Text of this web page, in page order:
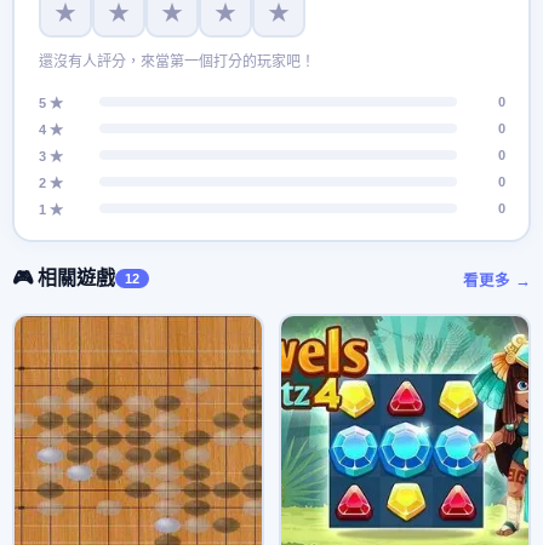
★ ★ ★ ★ ★
還沒有人評分，來當第一個打分的玩家吧！
5 ★
0
4 ★
0
3 ★
0
2 ★
0
1 ★
0
🎮 相關遊戲 12 看更多 →